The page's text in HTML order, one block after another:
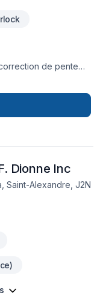
de pente
Dionne Inc
Saint-Alexandre, J2N